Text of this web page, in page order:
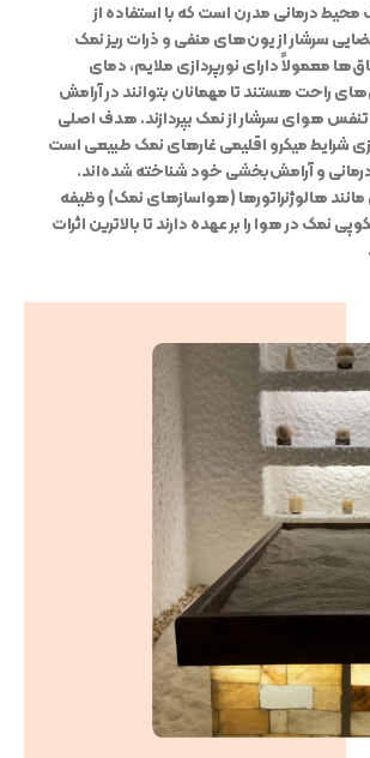
محیط درمانی مدرن است که با استفاده از
سرشار از یون‌های منفی و ذرات ریز نمک
معمولاً دارای نورپردازی ملایم، دمای
راحت هستند تا مهمانان بتوانند در آرامش
هوای سرشار از نمک بپردازند. هدف اصلی
شرایط میکرو اقلیمی غارهای نمک طبیعی است
و آرامش‌بخشی خود شناخته شده‌اند.
هالوژنراتورها (هواسازهای نمک) وظیفه
نمک در هوا را بر عهده دارند تا بالاترین اثرات